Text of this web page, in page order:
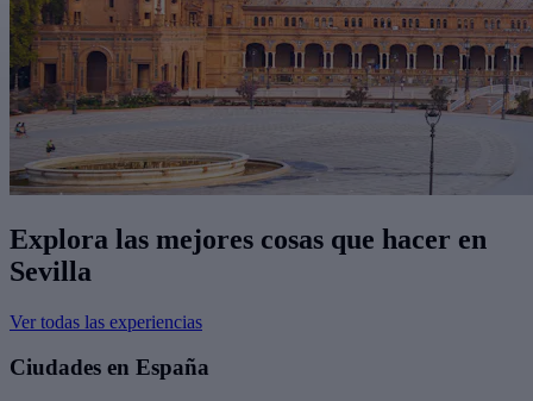
Explora las mejores cosas que hacer en
Sevilla
Ver todas las experiencias
Ciudades en España